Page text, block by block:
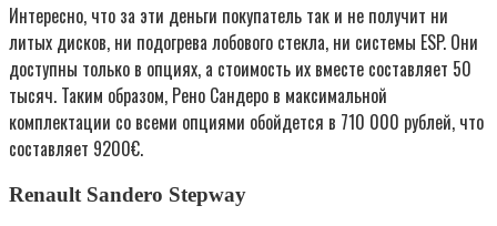
Интересно, что за эти деньги покупатель так и не получит ни
литых дисков, ни подогрева лобового стекла, ни системы ESP. Они
доступны только в опциях, а стоимость их вместе составляет 50
тысяч. Таким образом, Рено Сандеро в максимальной
комплектации со всеми опциями обойдется в 710 000 рублей, что
составляет 9200€.
Renault Sandero Stepway